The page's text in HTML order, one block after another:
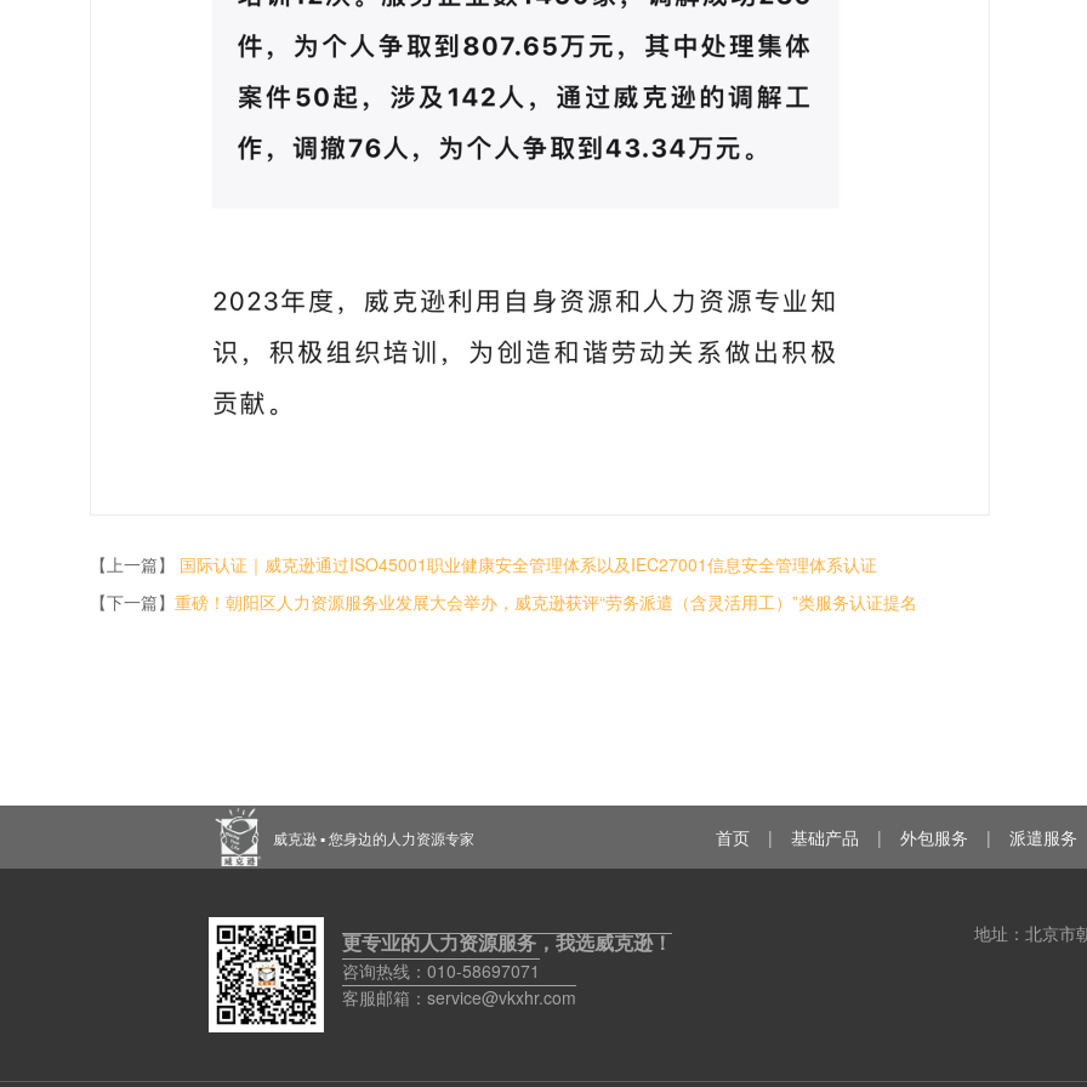
【上一篇】 国际认证｜威克逊通过ISO45001职业健康安全管理体系以及IEC27001信息安全管理体系认证
【下一篇】 重磅！朝阳区人力资源服务业发展大会举办，威克逊获评“劳务派遣（含灵活用工）”类服务认证提名
威克逊 ▪ 您身边的人力资源专家 首页 | 基础产品 | 外包服务 | 派遣服务
更专业的人力资源服务，我选威克逊！
咨询热线：010-58697071
客服邮箱：service@vkxhr.com
地址：北京市